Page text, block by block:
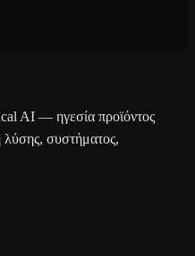
AI — ηγεσία προϊόντος
λύσης, συστήματος,